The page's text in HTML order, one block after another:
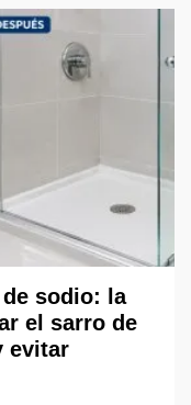
sodio: la
el sarro de
evitar